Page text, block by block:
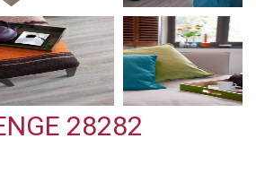
28282